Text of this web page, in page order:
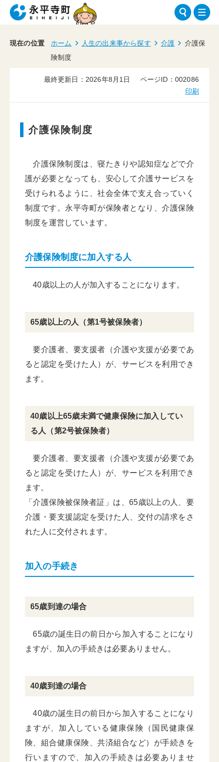
現在の位置 ホーム 人生の出来事から探す 介護
介護保
険制度
最終更新日：2026年8月1日
ページID：002086
印刷
介護保険制度
介護保険制度は、寝たきりや認知症などで介
護が必要となっても、安心して介護サービスを
受けられるように、社会全体で支え合っていく
制度です。永平寺町が保険者となり、介護保険
制度を運営しています。
介護保険制度に加入する人
40歳以上の人が加入することになります。
65歳以上の人（第1号被保険者）
要介護者、要支援者（介護や支援が必要であ
ると認定を受けた人）が、サービスを利用でき
ます。
40歳以上65歳未満で健康保険に加入してい
る人（第2号被保険者）
要介護者、要支援者（介護や支援が必要であ
ると認定を受けた人）が、サービスを利用でき
ます。
「介護保険被保険者証」は、65歳以上の人、要
介護・要支援認定を受けた人、交付の請求をさ
れた人に交付されます。
加入の手続き
65歳到達の場合
65歳の誕生日の前日から加入することになり
ますが、加入の手続きは必要ありません。
40歳到達の場合
40歳の誕生日の前日から加入することになり
ますが、加入している健康保険（国民健康保
険、組合健康保険、共済組合など）が手続きを
行いますので、加入の手続きは必要ありませ